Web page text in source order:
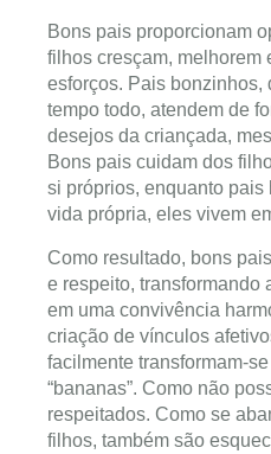
Bons pais proporcionam
filhos cresçam, melhorem
esforços. Pais
tempo todo, atendem de
desejos da criançada,
Bons pais cuidam dos
si próprios, enquanto
vida própria, eles vivem
Como resultado, bons
e respeito, transformando
em uma convivência
criação de vínculos
facilmente transformam-
“bananas”. Como não
respeitados. Como se
filhos, também são